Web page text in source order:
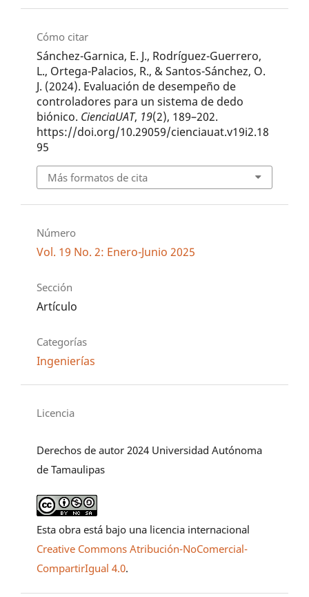
Cómo citar
Sánchez-Garnica, E. J., Rodríguez-Guerrero,
L., Ortega-Palacios, R., & Santos-Sánchez, O.
J. (2024). Evaluación de desempeño de
controladores para un sistema de dedo
biónico. CienciaUAT, 19(2), 189–202.
https://doi.org/10.29059/cienciauat.v19i2.18
95
Más formatos de cita
Número
Vol. 19 No. 2: Enero-Junio 2025
Sección
Artículo
Categorías
Ingenierías
Licencia
Derechos de autor 2024 Universidad Autónoma
de Tamaulipas
Esta obra está bajo una licencia internacional
Creative Commons Atribución-NoComercial-
CompartirIgual 4.0.